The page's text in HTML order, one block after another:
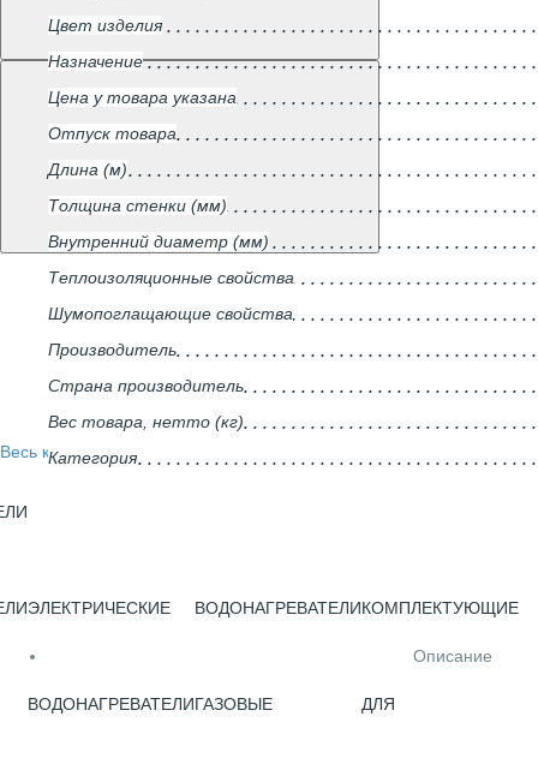
Весь каталог
ЭЛЕКТРИЧЕСКИЕ
ВОДОНАГРЕВАТЕЛИ
ВОДОНАГРЕВАТЕЛИ
ГАЗОВЫЕ
КОМПЛЕКТУЮЩИЕ
ДЛЯ
Цвет изделия
Назначение
Цена у товара указана
Отпуск товара
Длина (м)
Толщина стенки (мм)
Внутренний диаметр (мм)
Теплоизоляционные свойства
Шумопоглащающие свойства
Производитель
Страна производитель
Вес товара, нетто (кг)
Категория
Описание